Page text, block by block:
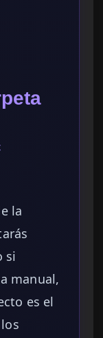
la
si
manual,
es el